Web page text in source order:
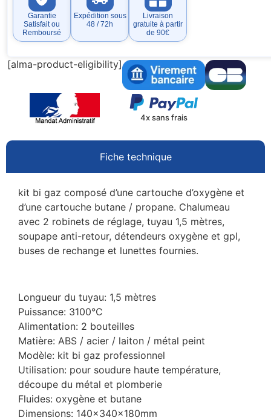
Garantie
Satisfait ou
Remboursé
Expédition sous
48 / 72h
Livraison
gratuite à partir
de 90€
[alma-product-eligibility]
4x sans frais
Fiche technique
kit bi gaz composé d’une cartouche d’oxygène et
d’une cartouche butane / propane. Chalumeau
avec 2 robinets de réglage, tuyau 1,5 mètres,
soupape anti-retour, détendeurs oxygène et gpl,
buses de rechange et lunettes fournies.
Longueur du tuyau: 1,5 mètres
Puissance: 3100°C
Alimentation: 2 bouteilles
Matière: ABS / acier / laiton / métal peint
Modèle: kit bi gaz professionnel
Utilisation: pour soudure haute température,
découpe du métal et plomberie
Fluides: oxygène et butane
Dimensions: 140x340x180mm